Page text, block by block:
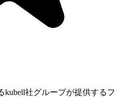
kubell社グループが提供するフ